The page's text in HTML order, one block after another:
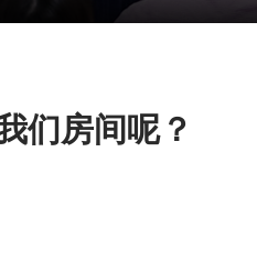
们房间呢？